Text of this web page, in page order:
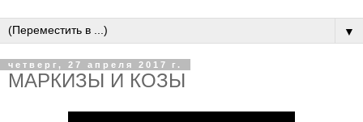
▼
четверг, 27 апреля 2017 г.
МАРКИЗЫ И КОЗЫ